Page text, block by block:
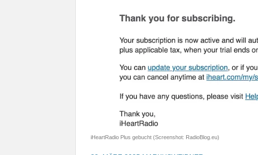
iHeartRadio Plus gebucht (Screenshot: RadioBlog.eu)